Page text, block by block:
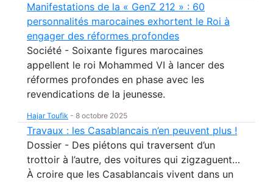
Manifestations de la « GenZ 212 » : 60
personnalités marocaines exhortent le Roi à
engager des réformes profondes
Société - Soixante figures marocaines
appellent le roi Mohammed VI à lancer des
réformes profondes en phase avec les
revendications de la jeunesse.
Hajar Toufik - 8 octobre 2025
Travaux : les Casablancais n’en peuvent plus !
Dossier - Des piétons qui traversent d’un
trottoir à l’autre, des voitures qui zigzaguent…
À croire que les Casablancais vivent dans un